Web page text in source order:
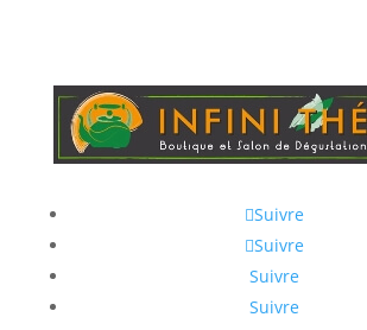
Suivre
Suivre
Suivre
Suivre